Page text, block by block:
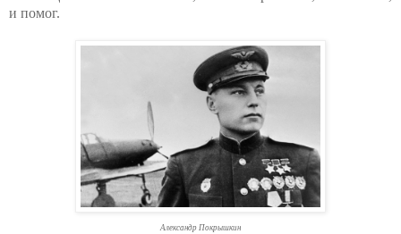
и помог.
Александр Покрышкин